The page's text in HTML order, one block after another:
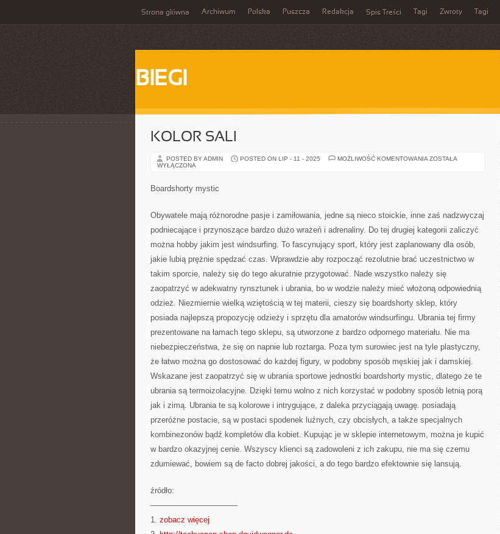
Strona główna Archiwum Polska Puszcza Redakcja Spis Treści Tagi Zwroty Tagi
BIEGI
KOLOR SALI
POSTED BY ADMIN POSTED ON LIP - 11 - 2025 MOŻLIWOŚĆ KOMENTOWANIA KOLOR
ZOSTAŁA
WYŁĄCZONA
Boardshorty mystic
Obywatele mają różnorodne pasje i zamiłowania, jedne są nieco stoickie, inne zaś nadzwyczaj
podniecające i przynoszące bardzo dużo wrażeń i adrenaliny. Do tej drugiej kategorii zaliczyć
można hobby jakim jest windsurfing. To fascynujący sport, który jest zaplanowany dla osób,
jakie lubią prężnie spędzać czas. Wprawdzie aby rozpocząć rezolutnie brać uczestnictwo w
takim sporcie, należy się do tego akuratnie przygotować. Nade wszystko należy się
zaopatrzyć w adekwatny rynsztunek i ubrania, bo w wodzie należy mieć włożoną odpowiednią
odzież. Niezmiernie wielką wziętością w tej materii, cieszy się boardshorty sklep, który
posiada najlepszą propozycję odzieży i sprzętu dla amatorów windsurfingu. Ubrania tej firmy
prezentowane na łamach tego sklepu, są utworzone z bardzo odpornego materiału. Nie ma
niebezpieczeństwa, że się on napnie lub roztarga. Poza tym surowiec jest na tyle plastyczny,
że łatwo można go dostosować do każdej figury, w podobny sposób męskiej jak i damskiej.
Wskazane jest zaopatrzyć się w ubrania sportowe jednostki boardshorty mystic, dlatego że te
ubrania są termoizolacyjne. Dzięki temu wolno z nich korzystać w podobny sposób letnią porą
jak i zimą. Ubrania te są kolorowe i intrygujące, z daleka przyciągają uwagę. posiadają
przeróżne postacie, są w postaci spodenek luźnych, czy obcisłych, a także specjalnych
kombinezonów bądź kompletów dla kobiet. Kupując je w sklepie internetowym, można je kupić
w bardzo okazyjnej cenie. Wszyscy klienci są zadowoleni z ich zakupu, nie ma się czemu
zdumiewać, bowiem są de facto dobrej jakości, a do tego bardzo efektownie się lansują.
źródło:
———————————
1. zobacz więcej